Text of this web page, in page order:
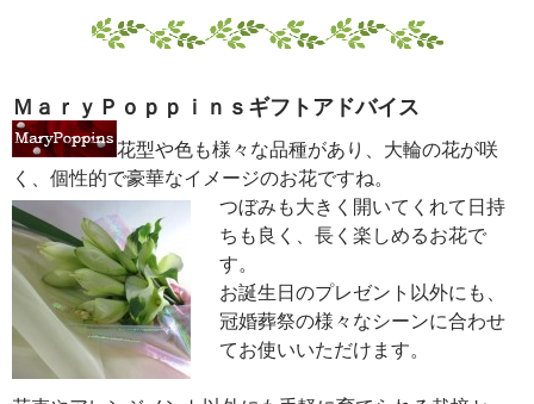
ＭａｒｙＰｏｐｐｉｎｓギフトアドバイス
花型や色も様々な品種があり、大輪の花が咲
く、個性的で豪華なイメージのお花ですね。
つぼみも大きく開いてくれて日持
ちも良く、長く楽しめるお花で
す。
お誕生日のプレゼント以外にも、
冠婚葬祭の様々なシーンに合わせ
てお使いいただけます。